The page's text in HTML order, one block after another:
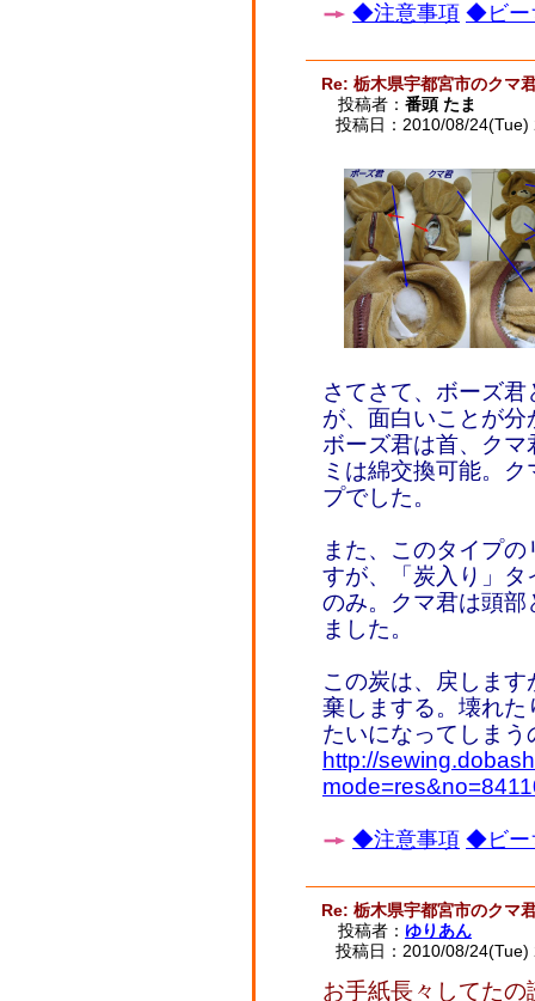
◆注意事項 ◆ビー
Re: 栃木県宇都宮市のクマ
投稿者： 番頭 たま
投稿日：2010/08/
さてさて、ボーズ
が、面白いことが
ボーズ君は首、ク
ミは綿交換可能。
プでした。
また、このタイプ
すが、「炭入り」
のみ。クマ君は頭
ました。
この炭は、戻しま
棄しまする。壊れ
たいになってしまう
http://
◆注意事項 ◆ビー
Re: 栃木県宇都宮市のクマ
投稿者： ゆりあん
投稿日：2010/08/
お手紙長々してた